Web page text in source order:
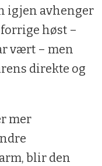
igjen avhenger
høst –
vært – men
direkte og
mer
blir den